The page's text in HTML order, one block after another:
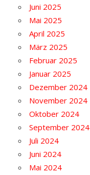
Juni 2025
Mai 2025
April 2025
März 2025
Februar 2025
Januar 2025
Dezember 2024
November 2024
Oktober 2024
September 2024
Juli 2024
Juni 2024
Mai 2024